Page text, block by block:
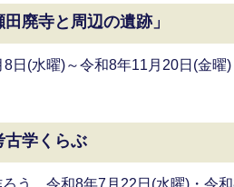
廃寺と周辺の遺跡」
日(水曜)～令和8年11月20日(金曜)
古学くらぶ
ろう 令和8年7月22日(水曜)・令